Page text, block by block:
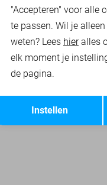
"Accepteren" voor alle
te passen. Wil je
weten? Lees hieralles
elk moment je
de pagina.
Instellen